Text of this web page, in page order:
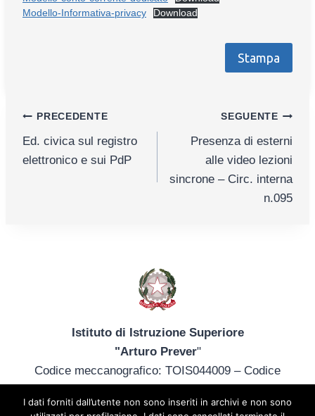
Modello-Informativa-privacy
Download
Stampa
Navigazione
articoli
PRECEDENTE
Ed. civica sul registro
elettronico e sui PdP
SEGUENTE
Presenza di esterni
alle video lezioni
sincrone – Circ. interna
n.095
Istituto di Istruzione Superiore
"Arturo Prever"
Codice meccanografico: TOIS044009 – Codice
tel. +39 012172402 – tois044009@istruzione.it –
I dati forniti dall’utente non sono inseriti in archivi e non sono